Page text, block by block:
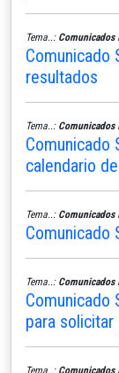
Tema..: Comunicados
Comunicado
resultados
Tema..: Comunicados
Comunicado
calendario
Tema..: Comunicados
Comunicado
Tema..: Comunicados
Comunicado
para
Tema..: Comunicados